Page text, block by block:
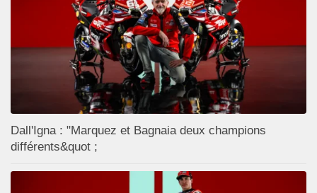
Dall'Igna : "Marquez et Bagnaia deux champions
différents&quot ;